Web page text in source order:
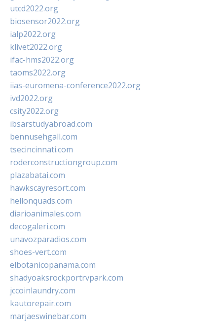
utcd2022.org
biosensor2022.org
ialp2022.org
klivet2022.org
ifac-hms2022.org
taoms2022.org
iias-euromena-conference2022.org
ivd2022.org
csity2022.org
ibsarstudyabroad.com
bennusehgall.com
tsecincinnati.com
roderconstructiongroup.com
plazabatai.com
hawkscayresort.com
hellonquads.com
diarioanimales.com
decogaleri.com
unavozparadios.com
shoes-vert.com
elbotanicopanama.com
shadyoaksrockportrvpark.com
jccoinlaundry.com
kautorepair.com
marjaeswinebar.com